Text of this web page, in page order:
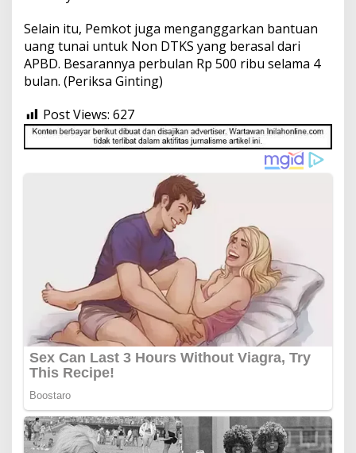
Selain itu, Pemkot juga menganggarkan bantuan
uang tunai untuk Non DTKS yang berasal dari
APBD. Besarannya perbulan Rp 500 ribu selama 4
bulan. (Periksa Ginting)
Post Views: 627